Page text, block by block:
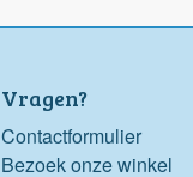
Vragen?
Contactformulier
Bezoek onze winkel